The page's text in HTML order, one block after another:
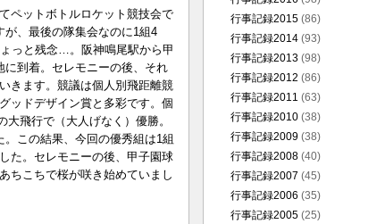
ペットボトルロケット競技会で
、最後の隊集会なのに1組4
っと残念…。阪神鳴尾駅から甲
到着。セレモニーの後、それ
きます。競議は個人別飛距離競
ッドデザイン賞と多彩です。個
飛行で（大人げなく）優勝。
この結果、今回の優秀組は1組
た。セレモニーの後、甲子園球
ちこちで桜が咲き始めていまし
行事記録2015 (86)
行事記録2014 (93)
行事記録2013 (98)
行事記録2012 (86)
行事記録2011 (63)
行事記録2010 (38)
行事記録2009 (38)
行事記録2008 (40)
行事記録2007 (45)
行事記録2006 (35)
行事記録2005 (25)